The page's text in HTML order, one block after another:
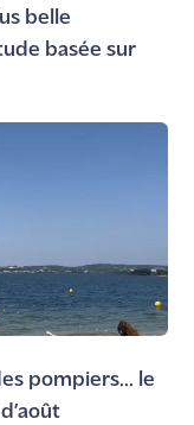
belle
basée sur
pompiers... le